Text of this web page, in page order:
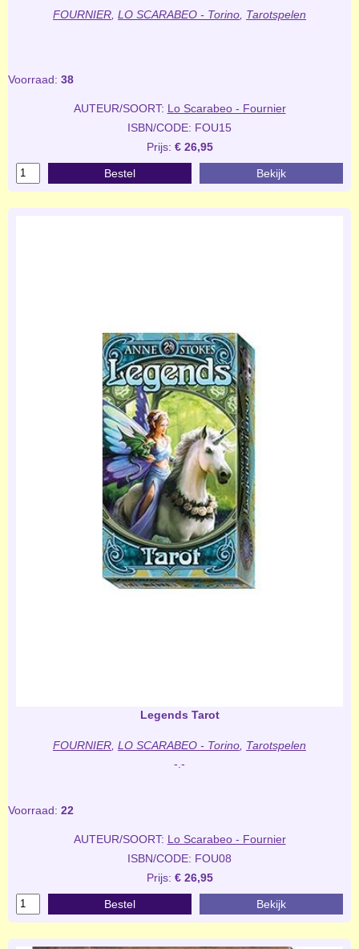
FOURNIER LO SCARABEO - Torino Tarotspelen
Voorraad: 38
AUTEUR/SOORT: Lo Scarabeo - Fournier
ISBN/CODE: FOU15
Prijs: € 26,95
Bestel Bekijk
Legends Tarot
FOURNIER LO SCARABEO - Torino Tarotspelen
-.-
Voorraad: 22
AUTEUR/SOORT: Lo Scarabeo - Fournier
ISBN/CODE: FOU08
Prijs: € 26,95
Bestel Bekijk